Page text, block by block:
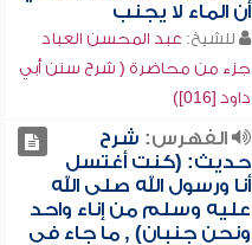
أن الماء لا يجنب
للشيخ: عبد المحسن العباد
جزء من محاضرة ( شرح سنن أبي
داود [016])
الفهرس: شرح
حديث: (كنت أغتسل
أنا ورسول الله صلى الله
عليه وسلم من إناء واحد
ونحن جنبان) , ما جاء في